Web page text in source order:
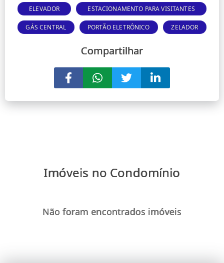
ELEVADOR ESTACIONAMENTO PARA VISITANTES
GÁS CENTRAL PORTÃO ELETRÔNICO ZELADOR
Compartilhar
Imóveis no Condomínio
Não foram encontrados imóveis